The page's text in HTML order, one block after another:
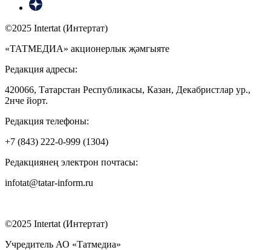
©2025 Intertat (Интертат)
«ТАТМЕДИА» акционерлык җәмгыяте
Редакция адресы:
420066, Татарстан Республикасы, Казан, Декабристлар ур.,
2нче йорт.
Редакция телефоны:
+7 (843) 222-0-999 (1304)
Редакциянең электрон почтасы:
infotat@tatar-inform.ru
©2025 Intertat (Интертат)
Учредитель АО «Татмедиа»